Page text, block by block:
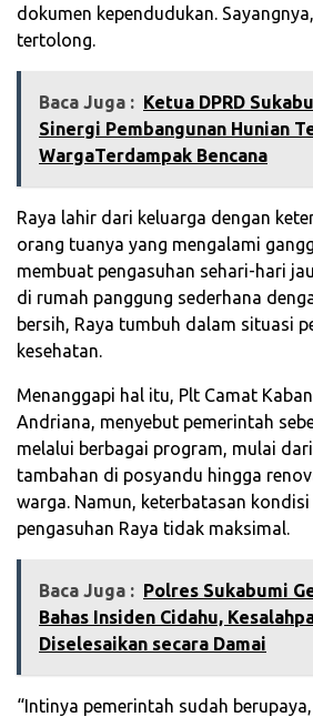
dokumen kependudukan.
tertolong.
Baca Juga : Ketua DPRD
Sinergi Pembangunan Hunian
WargaTerdampak Bencana
Raya lahir dari keluarga dengan
orang tuanya yang mengalami
membuat pengasuhan sehari-hari
di rumah panggung sederhana
bersih, Raya tumbuh dalam situasi
kesehatan.
Menanggapi hal itu, Plt Camat
Andriana, menyebut pemerintah
melalui berbagai program, mulai
tambahan di posyandu hingga
warga. Namun, keterbatasan
pengasuhan Raya tidak maksimal.
Baca Juga : Polres Sukabumi
Bahas Insiden Cidahu,
Diselesaikan secara Damai
“Intinya pemerintah sudah